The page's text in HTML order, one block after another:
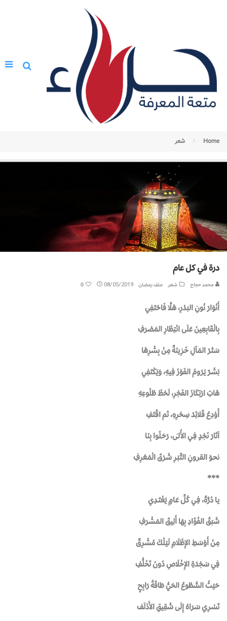
Home شعر
درة في كل عام
محمد حجاج شعر ملف رمضان 08/05/2019
0
أَنْوَارَ نُونِ البَدْرِ، هَلَّا فَاحْتَفِي
بِالْقَابِعِينَ عَلَى انْتِظَارِ المَصْرَفِ
سَتْرُ المَآلِ خَزِينَةٌ مِنْ بِشْرِهَا
بَشَرٌ يَرُومُ الفَوْزَ فِيهِ، وَيَكْتَفِي
هَاتِ ارْتِكَازَ الفَجْرِ، لَحْظَ طُلُوعِهِ
أَوْدِعْ قَلائِدَ سِحْرِهِ، ثم اقْتَفِ
آثارَ نَجْدٍ فِـي الأُلـَى، رَحَـلُوا بِنَا
نحـوَ القرونِ التِّبْرِ شَرْقَ الْمَعْرِفِ
***
يـا دُرَّةً، فِـي كُلِّ عَـامٍ يَغْتَـدِي
شَبَقُ الفُؤَادِ بِهَا أَلِيقَ المَشْرَفِ
مِنْ أَوْسَطِ الإِظْلَامِ لَيْلُكَ مُشْرِقٌ
فِي سَجْدَةِ الإِخْلَاصِ دُونَ تَخَلُّفِ
حَيْثُ السُّطُوعُ الحَيُّ طَاقَةُ رَابِحٍ
تَسْرِي سَرَاهُ إِلَى شَقِيقِ الأَدْلَف